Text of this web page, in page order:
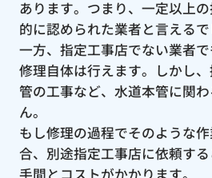
あります。つまり、一定以上
的に認められた業者と言えるで
一方、指定工事店でない業者
修理自体は行えます。しかし
管の工事など、水道本管に関
ん。
もし修理の過程でそのような
合、別途指定工事店に依頼す
手間とコストがかかります。